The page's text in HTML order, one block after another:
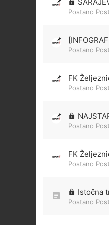
Postano
Postano
FK
Postano
Postano
FK
Postano
Istočna
Postano